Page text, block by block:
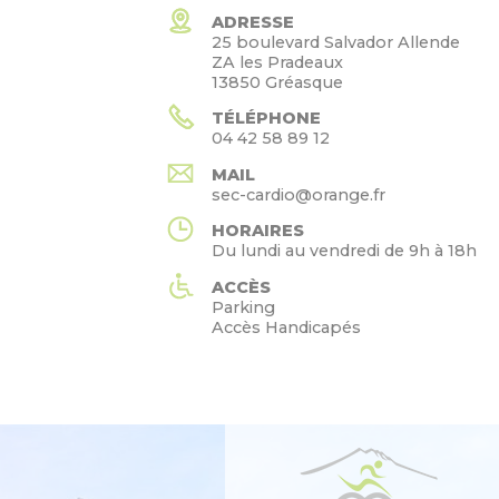
ADRESSE
25 boulevard Salvador Allende
ZA les Pradeaux
13850 Gréasque
TÉLÉPHONE
04 42 58 89 12
MAIL
sec-cardio@orange.fr
HORAIRES
Du lundi au vendredi de 9h à 18h
ACCÈS
Parking
Accès Handicapés